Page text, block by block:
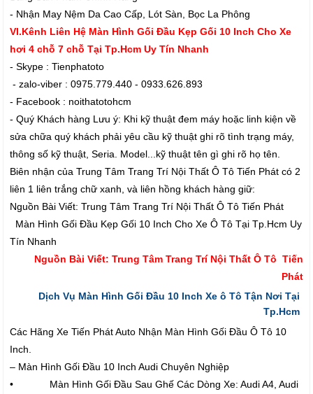
- Nhận May Nệm Da Cao Cấp, Lót Sàn, Bọc La Phông
VI.Kênh Liên Hệ Màn Hình Gối Đầu Kẹp Gối 10 Inch Cho Xe
hơi 4 chỗ 7 chỗ Tại Tp.Hcm Uy Tín Nhanh
- Skype : Tienphatoto
- zalo-viber : 0975.779.440 - 0933.626.893
- Facebook : noithatotohcm
- Quý Khách hàng Lưu ý: Khi kỹ thuật đem máy hoặc linh kiện về
sửa chữa quý khách phải yêu cầu kỹ thuật ghi rõ tình trạng máy,
thông số kỹ thuật, Seria. Model...kỹ thuật tên gì ghi rõ họ tên.
Biên nhận của Trung Tâm Trang Trí Nội Thất Ô Tô Tiến Phát có 2
liên 1 liên trắng chữ xanh, và liên hồng khách hàng giữ:
Nguồn Bài Viết: Trung Tâm Trang Trí Nội Thất Ô Tô Tiến Phát
Màn Hình Gối Đầu Kẹp Gối 10 Inch Cho Xe Ô Tô Tại Tp.Hcm Uy
Tín Nhanh
Nguồn Bài Viết: Trung Tâm Trang Trí Nội Thất Ô Tô Tiến
Phát
Dịch Vụ Màn Hình Gối Đầu 10 Inch Xe ô Tô Tận Nơi Tại
Tp.Hcm
Các Hãng Xe Tiến Phát Auto Nhận Màn Hình Gối Đầu Ô Tô 10
Inch.
– Màn Hình Gối Đầu 10 Inch Audi Chuyên Nghiệp
• Màn Hình Gối Đầu Sau Ghế Các Dòng Xe: Audi A4, Audi